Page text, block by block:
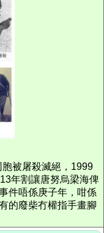
被屠殺滅絕，1999
年割讓唐努烏梁海俾
件唔係庚子年，咁係
的廢柴冇權指手畫腳